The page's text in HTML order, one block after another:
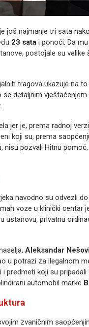
još najmanje tri sata
23 sata i ponoći. Da
postojale su velike
tragova ukazuje na
se detaljnim
jer je, prema radnoj
koji su, prema
pozvali Hitnu
navodno su odvezli
voze u klinički centar
ustanovu, privatnu
Aleksandar
u potrazi za ilegalnom
i predmeti koji su
automobil marke
zvaničnim